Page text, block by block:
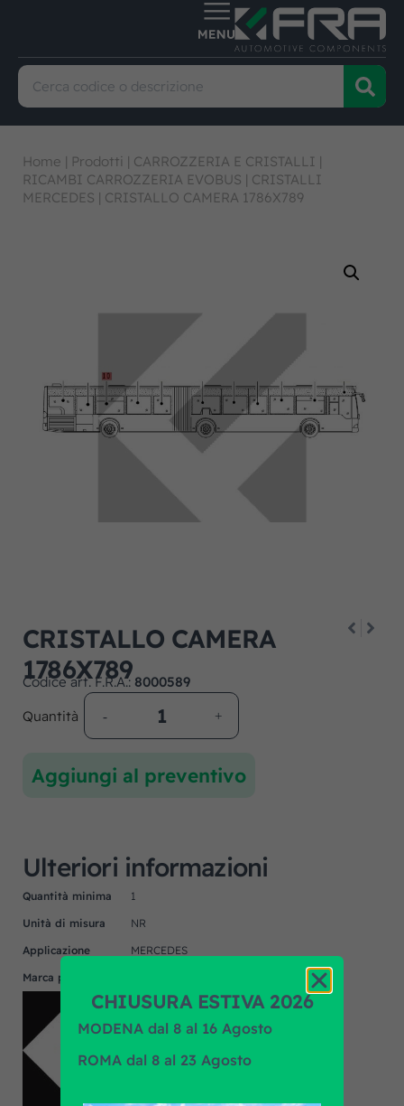
Home | Prodotti | CARROZZERIA E CRISTALLI |
RICAMBI CARROZZERIA EVOBUS | CRISTALLI
MERCEDES | CRISTALLO CAMERA 1786X789
CRISTALLO CAMERA
1786X789
Codice art. F.R.A.: 8000589
Quantità
Aggiungi al preventivo
Ulteriori informazioni
Quantità minima
1
Unità di misura
NR
Applicazione
MERCEDES
Marca prodotto
CHIUSURA ESTIVA 2026
MODENA dal 8 al 16 Agosto
ROMA dal 8 al 23 Agosto